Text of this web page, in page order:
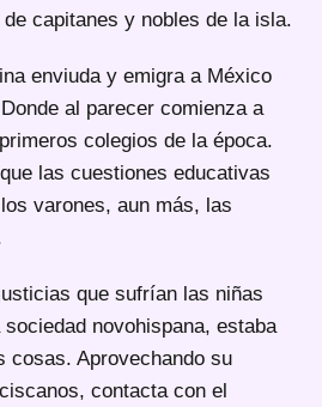
capitanes y nobles de la isla.
enviuda y emigra a México
al parecer comienza a
colegios de la época.
las cuestiones educativas
varones, aun más, las
que sufrían las niñas
novohispana, estaba
cosas. Aprovechando su
contacta con el